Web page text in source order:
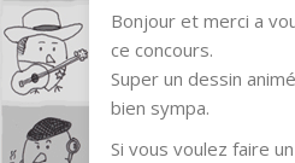
Bonjour et merci a
ce concours.
Super un dessin
bien sympa.
Si vous voulez faire